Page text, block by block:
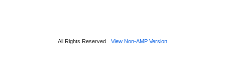
All Rights Reserved View Non-AMP Version